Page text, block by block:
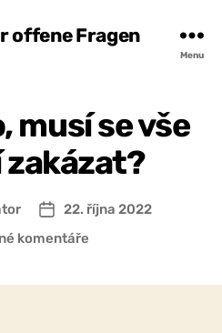
offene Fragen
Menu
musí se vše
Datum
příspěvku
22. října 2022
komentářeu